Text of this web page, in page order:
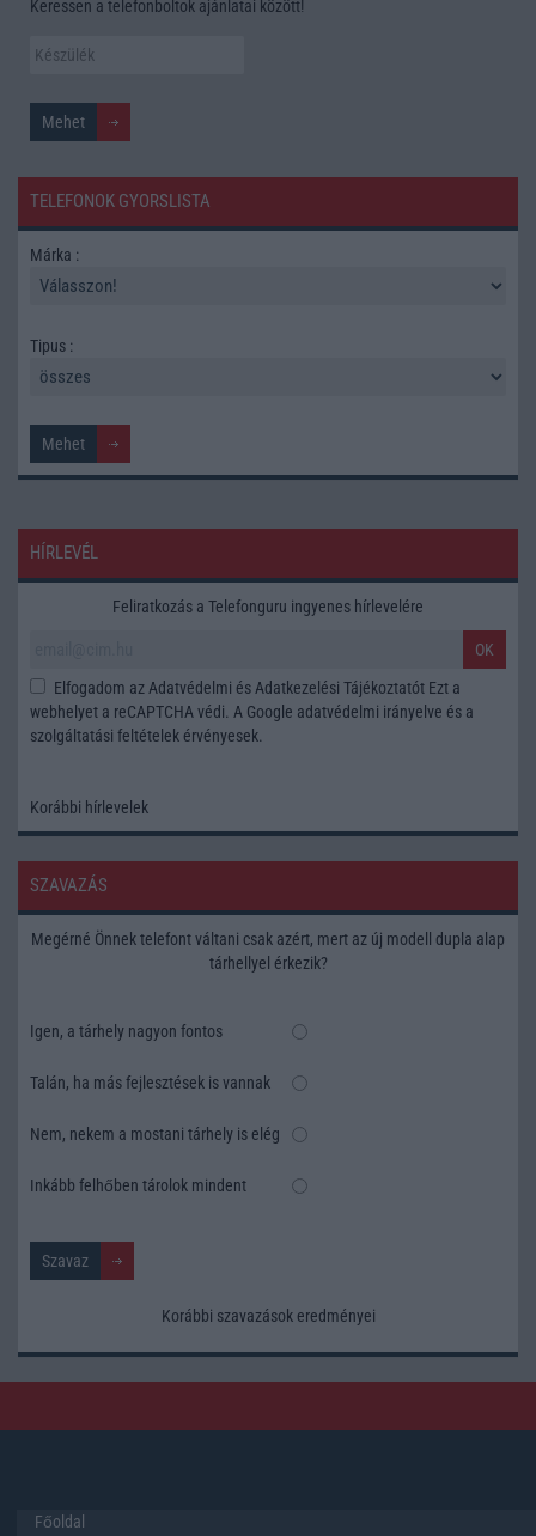
Keressen a telefonboltok ajánlatai között!
TELEFONOK GYORSLISTA
Márka :
Tipus :
HÍRLEVÉL
Feliratkozás a Telefonguru ingyenes hírlevelére
OK
Elfogadom az Adatvédelmi és Adatkezelési Tájékoztatót Ezt a
webhelyet a reCAPTCHA védi. A Google adatvédelmi irányelve és a
szolgáltatási feltételek érvényesek.
Korábbi hírlevelek
SZAVAZÁS
Megérné Önnek telefont váltani csak azért, mert az új modell dupla alap
tárhellyel érkezik?
Igen, a tárhely nagyon fontos
Talán, ha más fejlesztések is vannak
Nem, nekem a mostani tárhely is elég
Inkább felhőben tárolok mindent
Korábbi szavazások eredményei
Főoldal